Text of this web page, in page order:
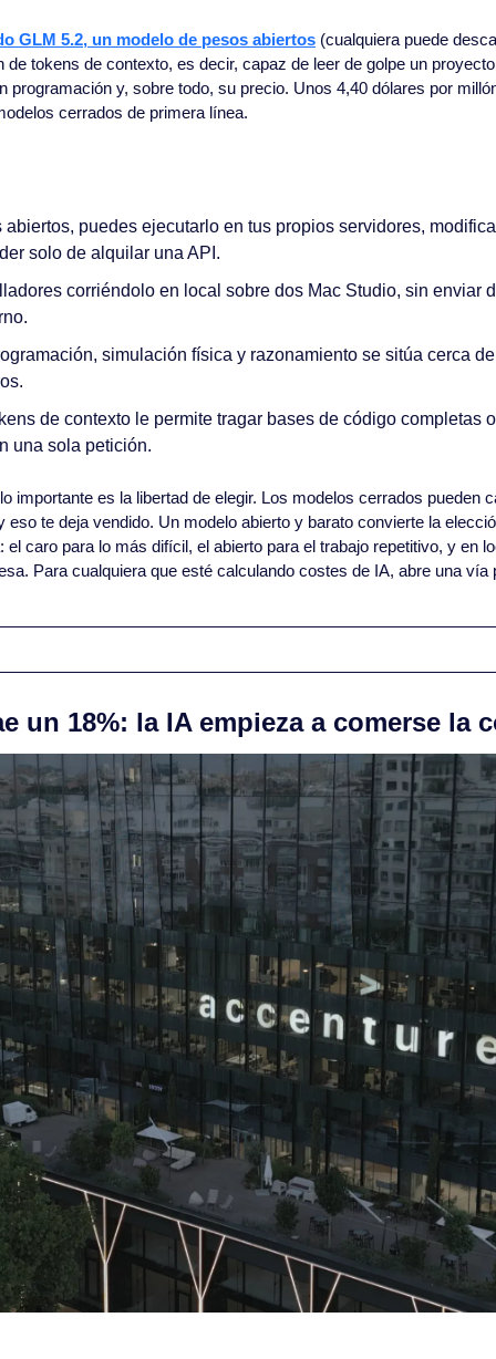
GLM 5.2, un modelo de pesos abiertos (cualquiera puede
de tokens de contexto, es decir, capaz de leer de golpe un
programación y, sobre todo, su precio. Unos 4,40 dólares por
cerrados de primera línea.
abiertos, puedes ejecutarlo en tus propios servidores,
solo de alquilar una API.
corriéndolo en local sobre dos Mac Studio, sin enviar
simulación física y razonamiento se sitúa cerca
de contexto le permite tragar bases de código completas
una sola petición.
importante es la libertad de elegir. Los modelos cerrados pueden
eso te deja vendido. Un modelo abierto y barato convierte la
el caro para lo más difícil, el abierto para el trabajo repetitivo, y en
Para cualquiera que esté calculando costes de IA, abre una vía
un 18%: la IA empieza a comerse la